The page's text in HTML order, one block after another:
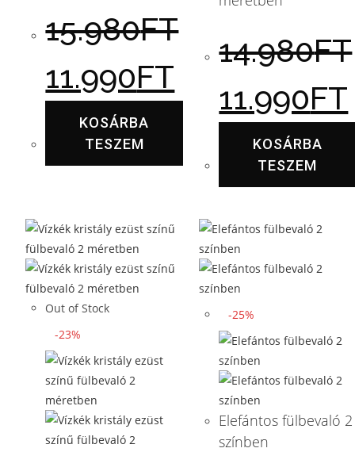
15.980FT
11.990FT
KOSÁRBA
TESZEM
14.980FT
11.990FT
KOSÁRBA
TESZEM
Out of Stock
-23%
-25%
Elefántos fülbevaló 2
színben